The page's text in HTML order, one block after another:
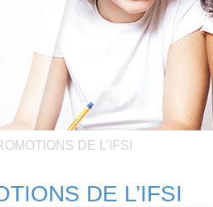
DE L’IFSI
DE L’IFSI